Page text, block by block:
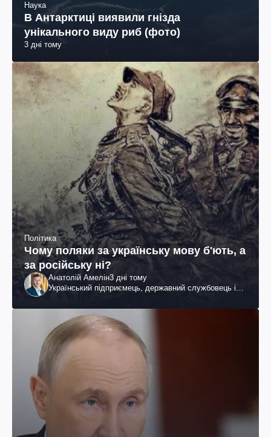
Наука
В Антарктиці виявили гнізда
унікального виду риб (фото)
3 дні тому
Політика
Чому поляки за українську мову б'ють, а
за російську ні?
Анатолій Амелін3 дні тому
Український підприємець, державний службовець і